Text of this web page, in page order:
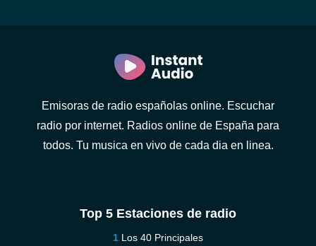
Emisoras de radio españolas online. Escuchar
radio por internet. Radios online de España para
todos. Tu musica en vivo de cada dia en linea.
Top 5 Estaciones de radio
Los 40 Principales